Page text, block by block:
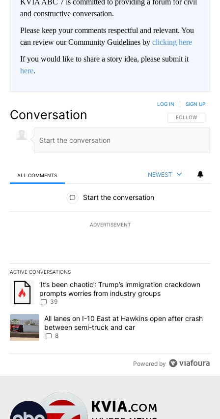
and constructive conversation.
Please keep your comments respectful and relevant. You
can review our Community Guidelines by clicking here
If you would like to share a story idea, please submit it
here.
Conversation FOLLOW THIS
FOLLOW
LOG IN SIGN UP
ALL COMMENTS NEWEST
All Comments
Start the conversation
ADVERTISEMENT
ACTIVE CONVERSATIONS
The following is a list of the most commented articles in the last
A trending article titled "‘It’s been chaotic’: Trump’s
‘It’s been chaotic’: Trump’s immigration crackdown
prompts worries from industry groups
39
A trending article titled "All lanes on I-10 East at Hawkins open
All lanes on I-10 East at Hawkins open after crash
between semi-truck and car
8
Powered by